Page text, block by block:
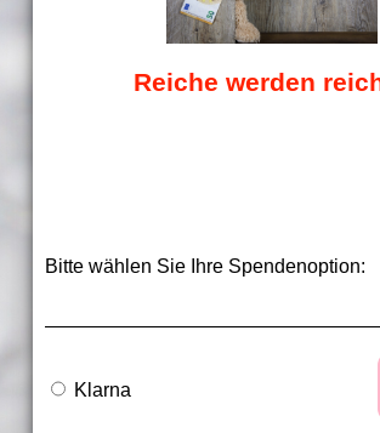
Reiche werden
Bitte wählen Sie Ihre Spendenoption:
Klarna